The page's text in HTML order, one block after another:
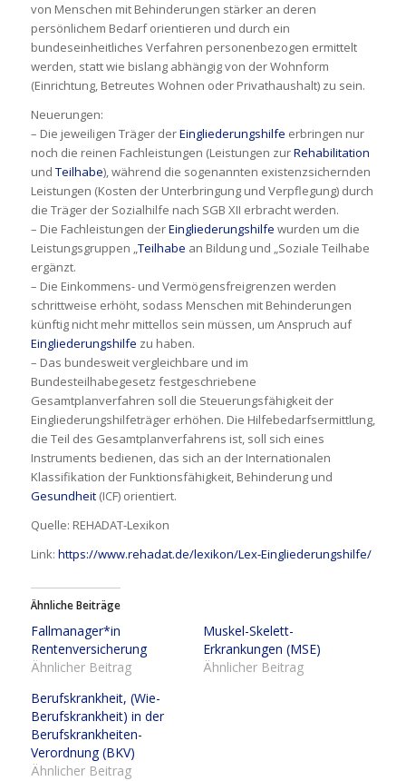
von Menschen mit Behinderungen stärker an deren
persönlichem Bedarf orientieren und durch ein
bundeseinheitliches Verfahren personenbezogen ermittelt
werden, statt wie bislang abhängig von der Wohnform
(Einrichtung, Betreutes Wohnen oder Privathaushalt) zu sein.
Neuerungen:
– Die jeweiligen Träger derEingliederungshilfe erbringen nur
noch die reinen Fachleistungen (Leistungen zurRehabilitation
und Teilhabe), während die sogenannten existenzsichernden
Leistungen (Kosten der Unterbringung und Verpflegung) durch
die Träger der Sozialhilfe nach SGB XII erbracht werden.
– Die Fachleistungen derEingliederungshilfe wurden um die
Leistungsgruppen „Teilhabe an Bildung und „Soziale Teilhabe
ergänzt.
– Die Einkommens- und Vermögensfreigrenzen werden
schrittweise erhöht, sodass Menschen mit Behinderungen
künftig nicht mehr mittellos sein müssen, um Anspruch auf
Eingliederungshilfe zu haben.
– Das bundesweit vergleichbare und im
Bundesteilhabegesetz festgeschriebene
Gesamtplanverfahren soll die Steuerungsfähigkeit der
Eingliederungshilfeträger erhöhen. Die Hilfebedarfsermittlung,
die Teil des Gesamtplanverfahrens ist, soll sich eines
Instruments bedienen, das sich an der Internationalen
Klassifikation der Funktionsfähigkeit, Behinderung und
Gesundheit(ICF) orientiert.
Quelle: REHADAT-Lexikon
Link: https://www.rehadat.de/lexikon/Lex-Eingliederungshilfe/
Ähnliche Beiträge
Fallmanager*in
Rentenversicherung
Ähnlicher Beitrag
Muskel-Skelett-
Erkrankungen (MSE)
Ähnlicher Beitrag
Berufskrankheit, (Wie-
Berufskrankheit) in der
Berufskrankheiten-
Verordnung (BKV)
Ähnlicher Beitrag